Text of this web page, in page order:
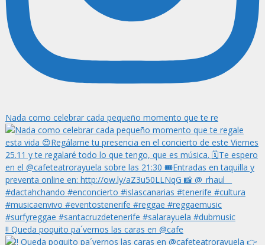
Nada como celebrar cada pequeño momento que te re
‼️ Queda poquito pa´vernos las caras en @cafe